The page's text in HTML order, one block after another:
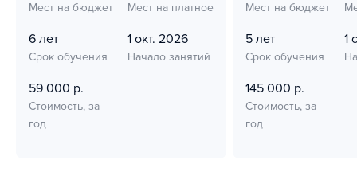
Мест на бюджет Мест на платное
6 лет
Срок обучения
1 окт. 2026
Начало занятий
59 000 р.
Стоимость, за
год
Мест на бюджет
5 лет
Срок обучения
1
145 000 р.
Стоимость, за
год